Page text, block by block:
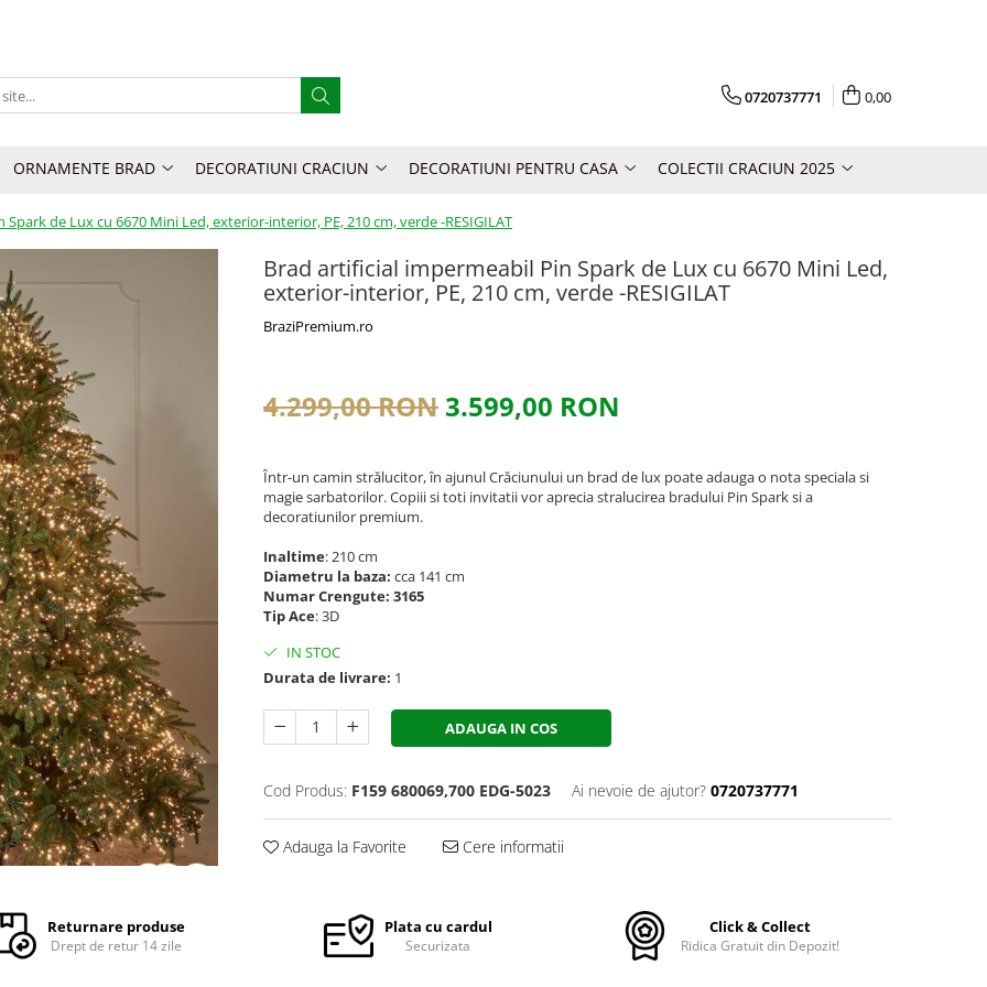
0720737771 0,00
ORNAMENTE BRAD DECORATIUNI CRACIUN DECORATIUNI PENTRU CASA COLECTII CRACIUN 2025
de Lux cu 6670 Mini Led, exterior-interior, PE, 210 cm, verde -RESIGILAT
Brad artificial impermeabil Pin Spark de Lux cu 6670 Mini Led,
exterior-interior, PE, 210 cm, verde -RESIGILAT
BraziPremium.ro
4.299,00 RON 3.599,00 RON
Într-un camin strălucitor, în ajunul Crăciunului un brad de lux poate adauga o nota speciala si
magie sarbatorilor. Copiii si toti invitatii vor aprecia stralucirea bradului Pin Spark si a
decoratiunilor premium.
Inaltime: 210 cm
Diametru la baza: cca 141 cm
Numar Crengute: 3165
Tip Ace: 3D
IN STOC
Durata de livrare: 1
ADAUGA IN COS
Cod Produs: F159 680069,700 EDG-5023 Ai nevoie de ajutor? 0720737771
Adauga la Favorite Cere informatii
Returnare produse
Drept de retur 14 zile
Plata cu cardul
Securizata
Click & Collect
Ridica Gratuit din Depozit!